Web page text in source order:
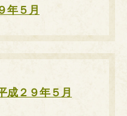
年５月
成２９年５月